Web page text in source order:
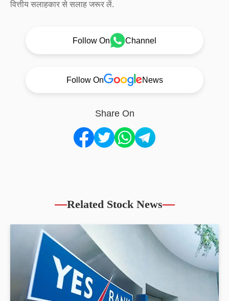
वित्तीय सलाहकार से सलाह जरूर लें.
Follow On Channel
Follow On News
Share On
Related Stock News